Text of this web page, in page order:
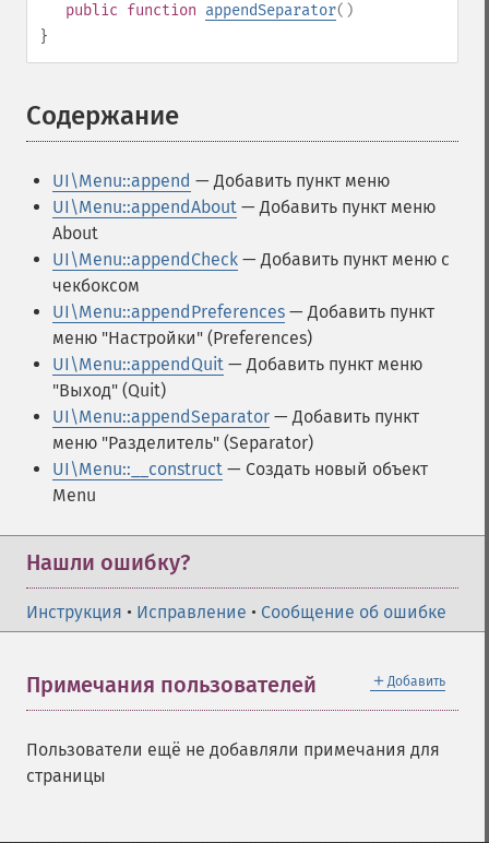
public function appendSeparator()
}
Содержание
UI\Menu::append — Добавить пункт меню
UI\Menu::appendAbout — Добавить пункт меню
About
UI\Menu::appendCheck — Добавить пункт меню с
чекбоксом
UI\Menu::appendPreferences — Добавить пункт
меню "Настройки" (Preferences)
UI\Menu::appendQuit — Добавить пункт меню
"Выход" (Quit)
UI\Menu::appendSeparator — Добавить пункт
меню "Разделитель" (Separator)
UI\Menu::__construct — Создать новый объект
Menu
Нашли ошибку?
Инструкция • Исправление • Сообщение об ошибке
＋ Добавить
Примечания пользователей
Пользователи ещё не добавляли примечания для
страницы